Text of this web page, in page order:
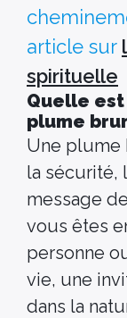
article sur
spirituelle
Quelle est
plume
Une plume
la sécurité,
message
vous êtes
personne
vie, une
dans la